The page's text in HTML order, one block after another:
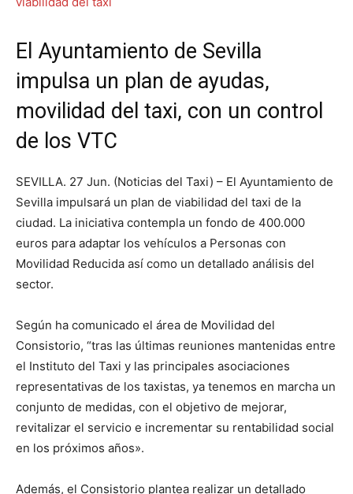
El Ayuntamiento de Sevilla
impulsa un plan de ayudas,
movilidad del taxi, con un control
de los VTC
SEVILLA. 27 Jun. (Noticias del Taxi) – El Ayuntamiento de
Sevilla impulsará un plan de viabilidad del taxi de la
ciudad. La iniciativa contempla un fondo de 400.000
euros para adaptar los vehículos a Personas con
Movilidad Reducida así como un detallado análisis del
sector.
Según ha comunicado el área de Movilidad del
Consistorio, “tras las últimas reuniones mantenidas entre
el Instituto del Taxi y las principales asociaciones
representativas de los taxistas, ya tenemos en marcha un
conjunto de medidas, con el objetivo de mejorar,
revitalizar el servicio e incrementar su rentabilidad social
en los próximos años».
Además, el Consistorio plantea realizar un detallado